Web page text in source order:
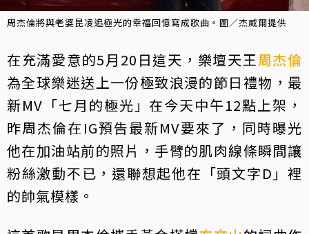
周杰倫將與老婆昆凌追極光的幸福回憶寫成歌曲。圖／杰威爾提供
在充滿愛意的5月20日這天，樂壇天王周杰倫
為全球樂迷送上一份極致浪漫的節日禮物，最
新MV「七月的極光」在今天中午12點上架，
昨周杰倫在IG預告最新MV要來了，同時曝光
他在加油站前的照片，手臂的肌肉線條瞬間讓
粉絲激動不已，還聯想起他在「頭文字D」裡
的帥氣模樣。